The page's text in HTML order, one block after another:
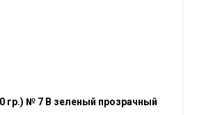
гр.) № 7 В зеленый прозрачный